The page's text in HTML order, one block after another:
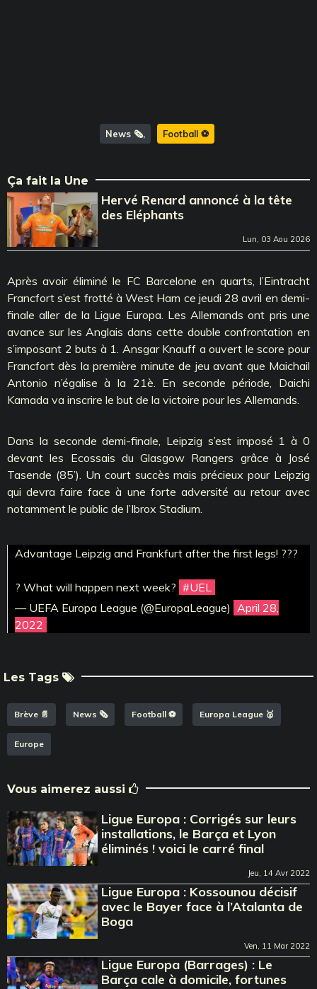
News 🗞️ Football ⚽️
Ça fait la Une
Hervé Renard annoncé à la tête
des Eléphants
Lun, 03 Aou 2026
Après avoir éliminé le FC Barcelone en quarts, l’Eintracht
Francfort s’est frotté à West Ham ce jeudi 28 avril en demi-
finale aller de la Ligue Europa. Les Allemands ont pris une
avance sur les Anglais dans cette double confrontation en
s’imposant 2 buts à 1. Ansgar Knauff a ouvert le score pour
Francfort dès la première minute de jeu avant que Maichail
Antonio n’égalise à la 21è. En seconde période, Daichi
Kamada va inscrire le but de la victoire pour les Allemands.
Dans la seconde demi-finale, Leipzig s’est imposé 1 à 0
devant les Ecossais du Glasgow Rangers grâce à José
Tasende (85’). Un court succès mais précieux pour Leipzig
qui devra faire face à une forte adversité au retour avec
notamment le public de l’Ibrox Stadium.
Advantage Leipzig and Frankfurt after the first legs! ???
? What will happen next week? #UEL
— UEFA Europa League (@EuropaLeague) April 28,
2022
Les Tags
Brève 📄 News 🗞️ Football ⚽️ Europa League 🥈
Europe
Vous aimerez aussi
Ligue Europa : Corrigés sur leurs
installations, le Barça et Lyon
éliminés ! voici le carré final
Jeu, 14 Avr 2022
Ligue Europa : Kossounou décisif
avec le Bayer face à l’Atalanta de
Boga
Ven, 11 Mar 2022
Ligue Europa (Barrages) : Le
Barça cale à domicile, fortunes